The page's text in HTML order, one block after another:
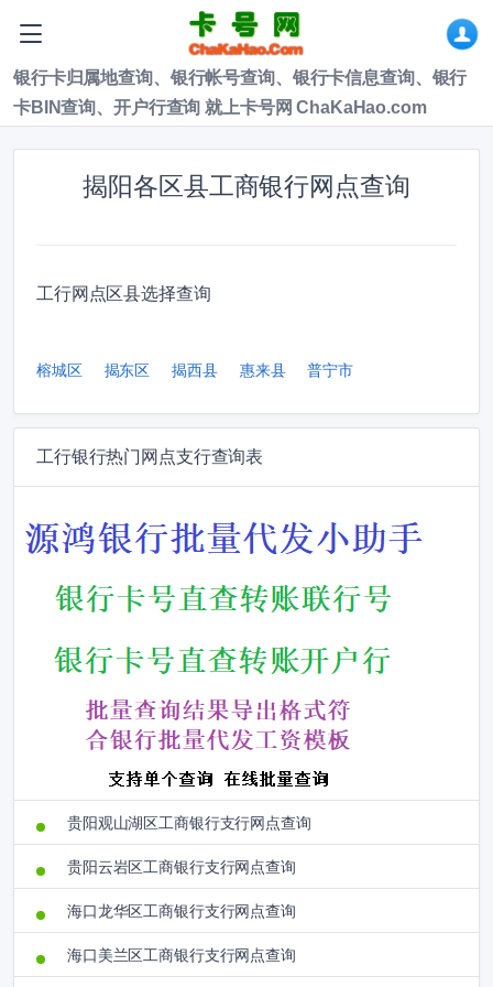
银行卡归属地查询、银行帐号查询、银行卡信息查询、银行
卡BIN查询、开户行查询 就上卡号网 ChaKaHao.com
揭阳各区县工商银行网点查询
工行网点区县选择查询
榕城区 揭东区 揭西县 惠来县 普宁市
工行银行热门网点支行查询表
贵阳观山湖区工商银行支行网点查询
贵阳云岩区工商银行支行网点查询
海口龙华区工商银行支行网点查询
海口美兰区工商银行支行网点查询